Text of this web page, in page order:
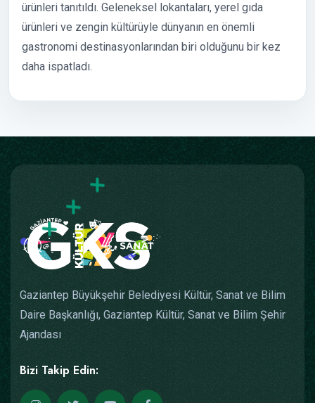
ürünleri tanıtıldı. Geleneksel lokantaları, yerel gıda
ürünleri ve zengin kültürüyle dünyanın en önemli
gastronomi destinasyonlarından biri olduğunu bir kez
daha ispatladı.
Gaziantep Büyükşehir Belediyesi Kültür, Sanat ve Bilim
Daire Başkanlığı, Gaziantep Kültür, Sanat ve Bilim Şehir
Ajandası
Bizi Takip Edin: